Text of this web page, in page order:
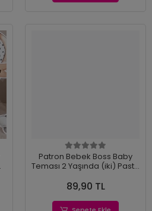
Patron Bebek Boss Baby
Teması 2 Yaşında (iki) Pasta
89,90 TL